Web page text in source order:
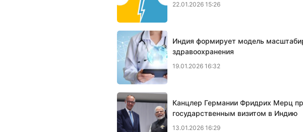
22.01.2026 15:26
Индия формирует модель
здравоохранения
19.01.2026 16:32
Канцлер Германии Фридрих Мерц
государственным визитом в Индию
13.01.2026 16:29